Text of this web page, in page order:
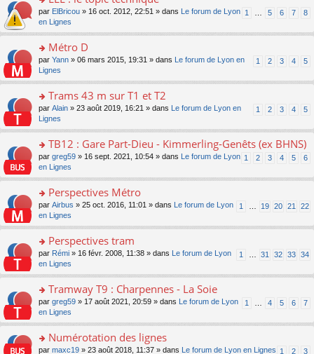
ré
c
e
le
s
ré
e
g
e
n
o
n
le
s
ré
e
s
s
e
n
o
n
lu
pl
ré
c
e
nt
ult
er
le
m
e
s
s
e
n
o
n
lu
pl
ré
c
e
nt
o
n
s
er
le
m
e
s
s
a
n
o
n
lu
le
u
c
e
nt
1 5 6 7 8
par ElBricou » 16 oct. 2012, 22:51 » dans
Le forum de Lyon
en Lignes
o
s
er
le
m
e
s
s
a
n
o
n
lu
le
u
c
e
nt
Métro D
1 2 3 4 5
par Yann » 06 mars 2015, 19:31 » dans
Le forum de Lyon en
Lignes
o
s
er
le
m
e
s
s
a
n
o
n
lu
le
u
c
e
Trams 43 m sur T1 et T2
1 2 3 4 5
par Alain » 23 août 2019, 16:21 » dans
Le forum de Lyon en
Lignes
o
n
s
er
le
m
e
s
s
a
n
o
n
lu
le
TB12 : Gare Part-Dieu - Kimmerling-Genêts (ex BHNS)
1 2 3 4 5 6
par greg59 » 16 sept. 2021, 10:54 » dans
Le forum de Lyon
en Lignes
o
n
s
er
le
m
e
s
s
a
n
o
Perspectives Métro
1 19 20 21 22
par Airbus » 25 oct. 2016, 11:01 » dans
Le forum de Lyon
en Lignes
o
n
s
er
le
m
e
s
s
Perspectives tram
1 31 32 33 34
par Rémi » 16 févr. 2008, 11:38 » dans
Le forum de Lyon
en Lignes
o
n
s
er
Tramway T9 : Charpennes - La Soie
1 4 5 6 7
par greg59 » 17 août 2021, 20:59 » dans
Le forum de Lyon
en Lignes
o
Numérotation des lignes
1 2 3
par maxc19 » 23 août 2018, 11:37 » dans Le forum de Lyon en Lignes